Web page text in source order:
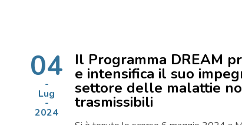
04
Lug
2024
Il Programma DREAM
e intensifica il suo
settore delle malattie
trasmissibili